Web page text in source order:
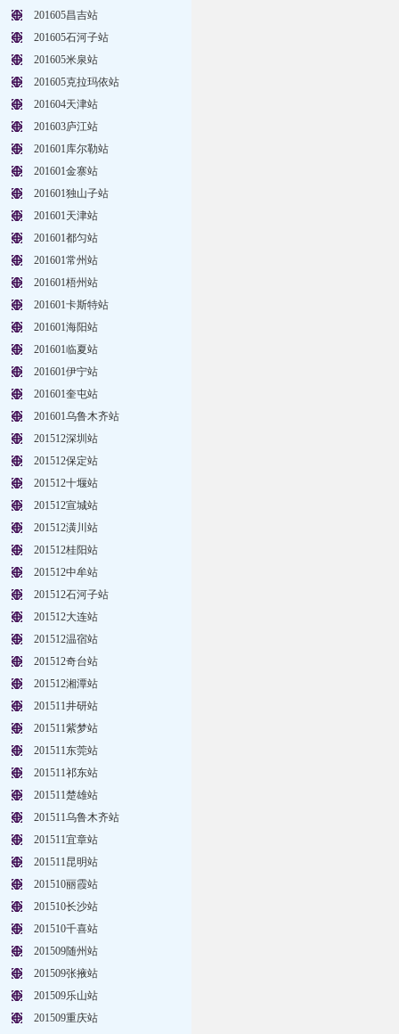
201605昌吉站
201605石河子站
201605米泉站
201605克拉玛依站
201604天津站
201603庐江站
201601库尔勒站
201601金寨站
201601独山子站
201601天津站
201601都匀站
201601常州站
201601梧州站
201601卡斯特站
201601海阳站
201601临夏站
201601伊宁站
201601奎屯站
201601乌鲁木齐站
201512深圳站
201512保定站
201512十堰站
201512宣城站
201512潢川站
201512桂阳站
201512中牟站
201512石河子站
201512大连站
201512温宿站
201512奇台站
201512湘潭站
201511井研站
201511紫梦站
201511东莞站
201511祁东站
201511楚雄站
201511乌鲁木齐站
201511宜章站
201511昆明站
201510丽霞站
201510长沙站
201510千喜站
201509随州站
201509张掖站
201509乐山站
201509重庆站